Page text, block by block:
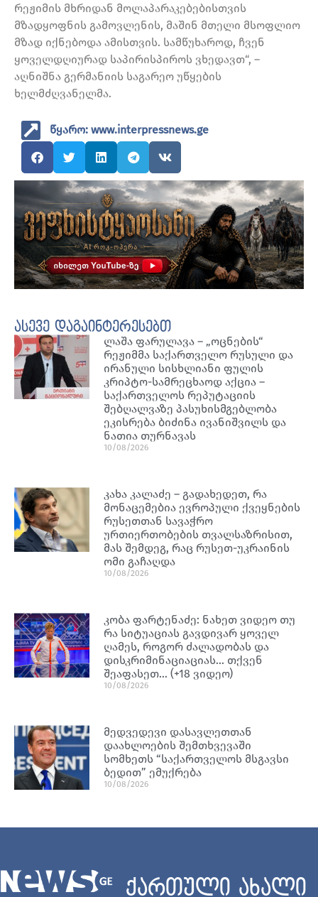
რეჟიმის მხრიდან მოლაპარაკებებისთვის
მზადყოფნის გამოვლენის, მაშინ მთელი მსოფლიო
მზად იქნებოდა ამისთვის. სამწუხაროდ, ჩვენ
ყოველდღიურად საპირისპიროს ვხედავთ“, –
აღნიშნა გერმანიის საგარეო უწყების
ხელმძღვანელმა.
წყარო: www.interpressnews.ge
ასევე დაგაინტერესებთ
ლაშა ფარულავა – „ოცნების“
რეჟიმმა საქართველო რუსული და
ირანული სისხლიანი ფულის
კრიპტო-სამრეცხაოდ აქცია –
საქართველოს რეპუტაციის
შებღალვაზე პასუხისმგებლობა
ეკისრება ბიძინა ივანიშვილს და
ნათია თურნავას
10/08/2026
კახა კალაძე – გადახედეთ, რა
მონაცემებია ევროპული ქვეყნების
რუსეთთან სავაჭრო
ურთიერთობების თვალსაზრისით,
მას შემდეგ, რაც რუსეთ-უკრაინის
ომი გაჩაღდა
10/08/2026
კობა ფარტენაძე: ნახეთ ვიდეო თუ
რა სიტუაციას გავდივარ ყოველ
ღამეს, როგორ ძალადობას და
დისკრიმინაციაციას… თქვენ
შეაფასეთ… (+18 ვიდეო)
10/08/2026
მედვედევი დასავლეთთან
დაახლოების შემთხვევაში
სომხეთს “საქართველოს მსგავსი
ბედით” ემუქრება
10/08/2026
ქართული ახალი